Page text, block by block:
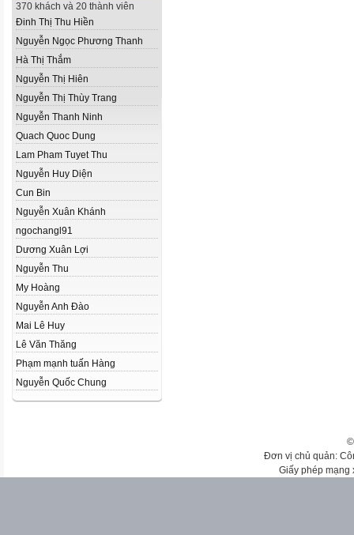
370 khách và 20 thành viên
Đinh Thị Thu Hiền
Nguyễn Ngọc Phương Thanh
Hà Thị Thắm
Nguyễn Thị Hiên
Nguyễn Thị Thùy Trang
Nguyễn Thanh Ninh
Quach Quoc Dung
Lam Pham Tuyet Thu
Nguyễn Huy Diện
Cun Bin
Nguyễn Xuân Khánh
ngochangl91
Dương Xuân Lợi
Nguyễn Thu
My Hoàng
Nguyễn Anh Đào
Mai Lê Huy
Lê Văn Thăng
Phạm mạnh tuấn Hàng
Nguyễn Quốc Chung
Đơn vị chủ quản:
Giấy phép mạng